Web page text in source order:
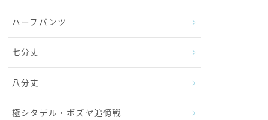
ハーフパンツ
七分丈
八分丈
極シタデル・ボズヤ追憶戦